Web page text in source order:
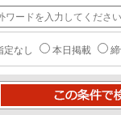
定なし 本日掲載